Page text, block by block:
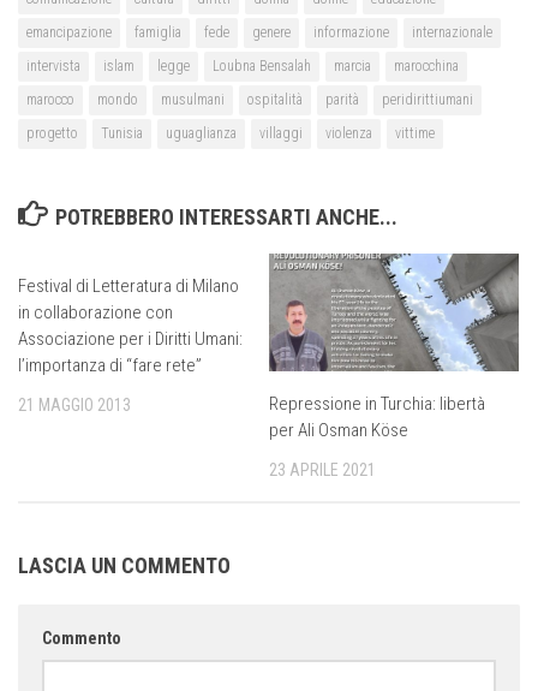
emancipazione
famiglia fede genere informazione
internazionale
intervista
islam legge Loubna Bensalah marcia
marocchina
marocco
mondo musulmani ospitalità parità
peridirittiumani
progetto
Tunisia uguaglianza villaggi violenza vittime
POTREBBERO INTERESSARTI ANCHE...
Festival di Letteratura di Milano
in collaborazione con
Associazione per i Diritti Umani:
l’importanza di “fare rete”
21 MAGGIO 2013
Repressione in Turchia: libertà
per Ali Osman Köse
23 APRILE 2021
LASCIA UN COMMENTO
Commento